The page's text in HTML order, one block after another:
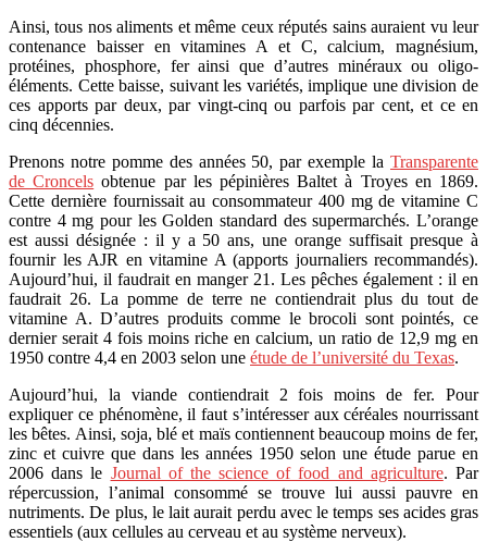
Ainsi, tous nos aliments et même ceux réputés sains auraient vu leur
contenance baisser en vitamines A et C, calcium, magnésium,
protéines, phosphore, fer ainsi que d’autres minéraux ou oligo-
éléments. Cette baisse, suivant les variétés, implique une division de
ces apports par deux, par vingt-cinq ou parfois par cent, et ce en
cinq décennies.
Prenons notre pomme des années 50, par exemple la Transparente
de Croncels obtenue par les pépinières Baltet à Troyes en 1869.
Cette dernière fournissait au consommateur 400 mg de vitamine C
contre 4 mg pour les Golden standard des supermarchés. L’orange
est aussi désignée : il y a 50 ans, une orange suffisait presque à
fournir les AJR en vitamine A (apports journaliers recommandés).
Aujourd’hui, il faudrait en manger 21. Les pêches également : il en
faudrait 26. La pomme de terre ne contiendrait plus du tout de
vitamine A. D’autres produits comme le brocoli sont pointés, ce
dernier serait 4 fois moins riche en calcium, un ratio de 12,9 mg en
1950 contre 4,4 en 2003 selon une étude de l’université du Texas.
Aujourd’hui, la viande contiendrait 2 fois moins de fer. Pour
expliquer ce phénomène, il faut s’intéresser aux céréales nourrissant
les bêtes. Ainsi, soja, blé et maïs contiennent beaucoup moins de fer,
zinc et cuivre que dans les années 1950 selon une étude parue en
2006 dans le Journal of the science of food and agriculture. Par
répercussion, l’animal consommé se trouve lui aussi pauvre en
nutriments. De plus, le lait aurait perdu avec le temps ses acides gras
essentiels (aux cellules au cerveau et au système nerveux).